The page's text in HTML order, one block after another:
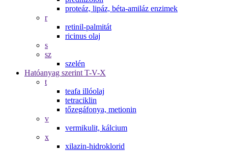
proteáz, lipáz, béta-amiláz enzimek
r
retinil-palmitát
ricinus olaj
s
sz
szelén
Hatóanyag szerint T-V-X
t
teafa illóolaj
tetraciklin
tőzegáfonya, metionin
v
vermikulit, kálcium
x
xilazin-hidroklorid